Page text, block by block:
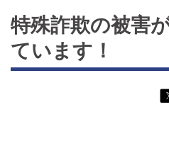
特殊詐欺の被害
ています！